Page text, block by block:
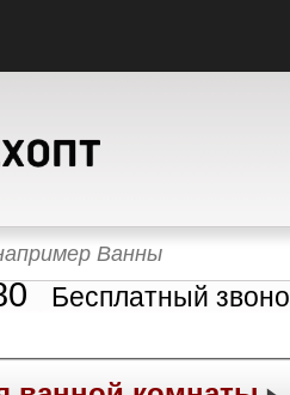
Бесплатный